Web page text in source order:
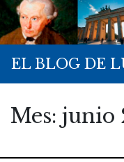
EL BLOG DE
Mes: junio